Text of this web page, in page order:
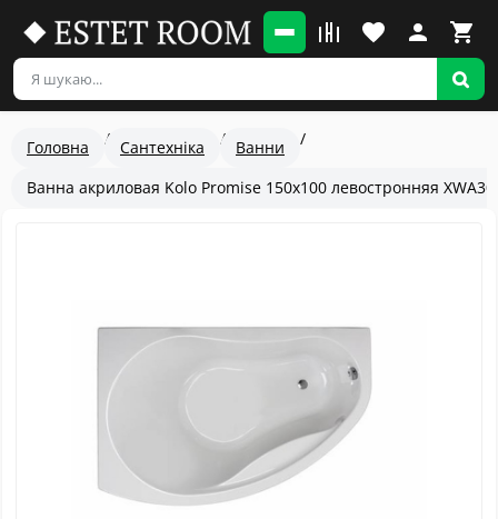
Головна Сантехніка
Ванни
Ванна акриловая Kolo Promise 150x100 левостронняя